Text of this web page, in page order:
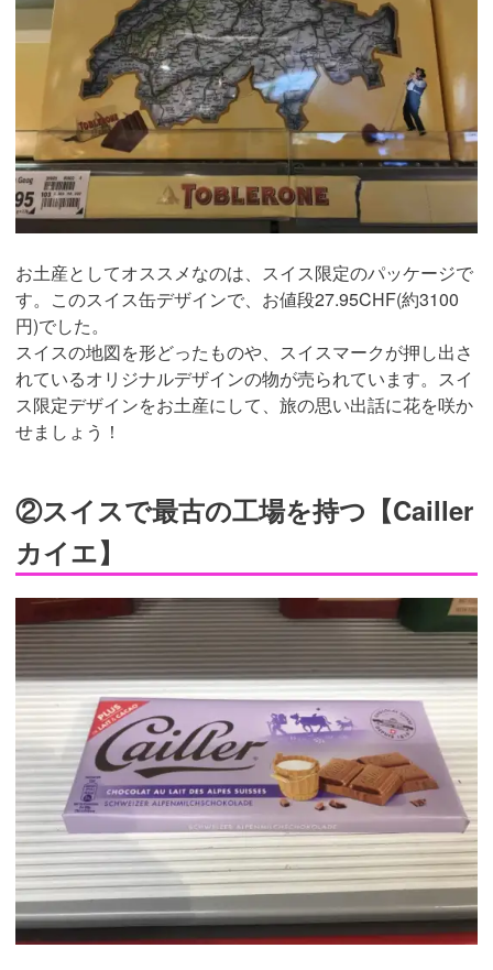
お土産としてオススメなのは、スイス限定のパッケージで
す。このスイス缶デザインで、お値段27.95CHF(約3100
円)でした。
スイスの地図を形どったものや、スイスマークが押し出さ
れているオリジナルデザインの物が売られています。スイ
ス限定デザインをお土産にして、旅の思い出話に花を咲か
せましょう！
②スイスで最古の工場を持つ【Cailler
カイエ】